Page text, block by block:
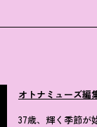
オトナミューズ編
37歳、輝く季節が